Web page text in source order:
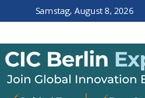
Samstag, August 8, 2026